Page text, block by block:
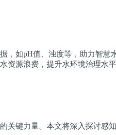
，如pH值、浊度等，助力智慧
资源浪费，提升水环境治理水
关键力量。本文将深入探讨感